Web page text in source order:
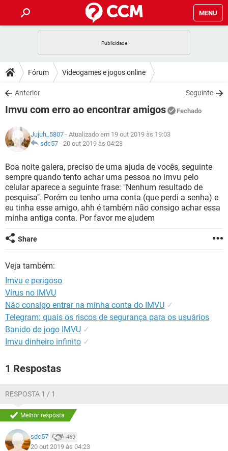
MENU
CELULAR FACEBOOK
OUTLOOK
INSTAGRAM GMAIL
GUIA DE COMPRAS
DICAS
JOGOS WHATSAPP
INSTAGRAM GMAIL
DOWNLOADS
JOGOS WHATSAPP
CELULAR
OUTLOOK EXCEL
INSTAGRAM GMAIL
GUIA DE COMPRAS
JOGOS WHATSAPP
OUTLOOK EXCEL
INSTAGRAM GMAIL
GUIA DE COMPRAS
GLOSSÁRIO
WHATSAPP
CELULAR FACEBOOK
OUTLOOK EXCEL
INSTAGRAM GMAIL
GUIA DE COMPRAS
Fórum Videogames e jogos online
Anterior Seguinte
Imvu com erro ao encontrar amigos Fechado
Jujuh_5807 - Atualizado em 19 out 2019 às 19:03
sdc57 - 20 out 2019 às 04:23
Boa noite galera, preciso de uma ajuda de vocês, seguinte
sempre quando tento achar uma pessoa no imvu pelo
celular aparece a seguinte frase: "Nenhum resultado de
pesquisa". Porém eu tenho uma conta (que perdi a senha) e
eu tinha esse amigo, ahh é também não consigo achar essa
minha antiga conta. Por favor me ajudem
Share
Veja também:
Imvu e perigoso
Vírus no IMVU
Não consigo entrar na minha conta do IMVU ✓
Telegram: quais os riscos de segurança para os usuários
Banido do jogo IMVU ✓
Imvu dinheiro infinito ✓
1 Respostas
RESPOSTA 1 / 1
Melhor resposta
sdc57 469
20 out 2019 às 04:23